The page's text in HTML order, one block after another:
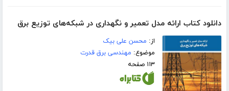
دانلود کتاب ارائه مدل تعمیر و نگهداری در شبکه‌های توزیع برق
از: محسن علی بیک
موضوع: مهندسی برق قدرت
۱۱۳ صفحه